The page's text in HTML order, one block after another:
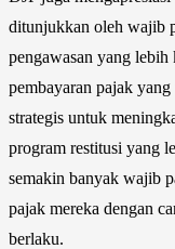
ditunjukkan oleh wajib
pengawasan yang lebih
pembayaran pajak
strategis untuk
program restitusi yang
semakin banyak wajib
pajak mereka dengan
berlaku.